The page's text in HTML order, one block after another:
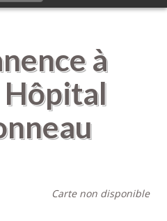
à
Hôpital
Carte non disponible